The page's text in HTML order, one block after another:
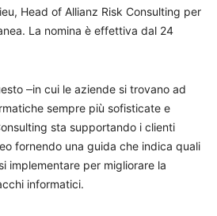
Head of Allianz Risk Consulting per
La nomina è effettiva dal 24
in cui le aziende si trovano ad
sempre più sofisticate e
sta supportando i clienti
fornendo una guida che indica quali
implementare per migliorare la
informatici.